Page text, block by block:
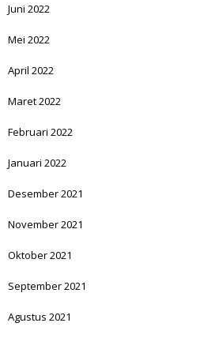
Juni 2022
Mei 2022
April 2022
Maret 2022
Februari 2022
Januari 2022
Desember 2021
November 2021
Oktober 2021
September 2021
Agustus 2021